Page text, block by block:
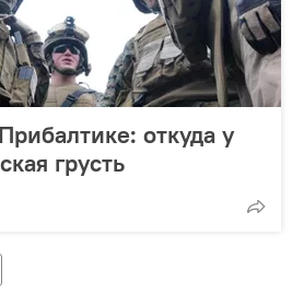
откуда у
грусть